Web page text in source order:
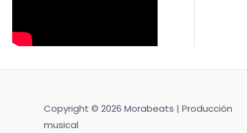
Copyright © 2026 Morabeats | Producción
musical